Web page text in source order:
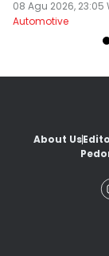
Awet?
08 Agu 2026, 23:05
Automotive
About Us